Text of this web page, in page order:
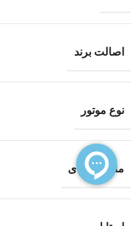
اصالت برند
نوع موتور
مناسب برای